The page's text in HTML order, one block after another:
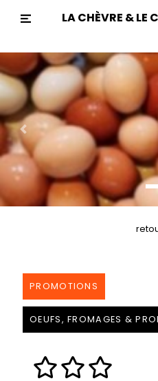
LA CHÈVRE & LE
Previous
PROMOTIONS
OEUFS, FROMAGES &